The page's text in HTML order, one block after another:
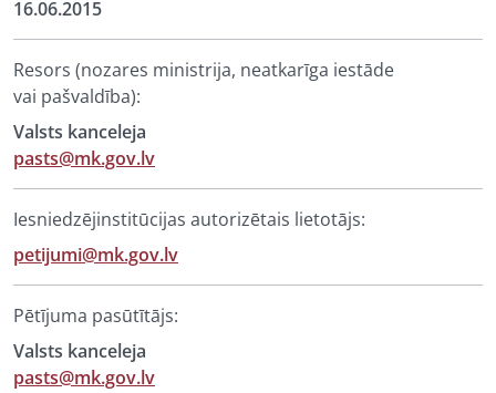
16.06.2015
Resors (nozares ministrija, neatkarīga iestāde
vai pašvaldība):
Valsts kanceleja
pasts@mk.gov.lv
Iesniedzējinstitūcijas autorizētais lietotājs:
petijumi@mk.gov.lv
Pētījuma pasūtītājs:
Valsts kanceleja
pasts@mk.gov.lv